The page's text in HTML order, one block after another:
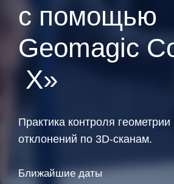
с помощью
Geomagic
X»
Практика контроля
отклонений по 3D‑сканам.
Ближайшие даты